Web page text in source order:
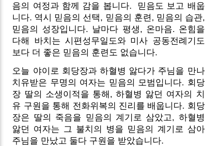
음의 여정과 함께 감을 봅니다.
믿음도 보고 배웁
니다. 역시 믿음의 선택, 믿음의 훈련, 믿음의 습관,
믿음의 성장입니다. 날마다 평생, 온마음. 온힘을
다해 바치는 시편성무일도와 미사 공동전례기도
보다 더 좋은 믿음의 훈련도 없습니다.
오늘 야이로 회당장과 하혈병 앓다가 주님을 만나
치유받은 무명의 여자는 믿음의 모범입니다. 회당
장 딸의 소생이적을 통해, 하혈병 앓던 여자의 치
유 구원을 통해 전화위복의 진리를 배웁니다. 회당
장은 딸의 죽음을 믿음의 계기로 삼았고, 하혈병
앓던 여자는 그 불치의 병을 믿음의 계기로 삼아
주님을 만났고 둘다 구원을 받았습니다.